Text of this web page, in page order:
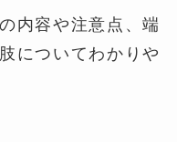
内容や注意点、端
についてわかりや